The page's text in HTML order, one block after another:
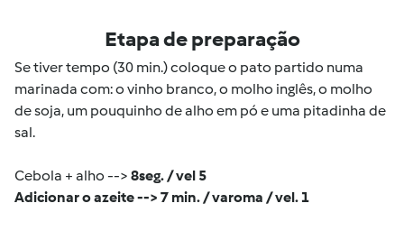
Etapa de preparação
Se tiver tempo (30 min.) coloque o pato partido numa
marinada com: o vinho branco, o molho inglês, o molho
de soja, um pouquinho de alho em pó e uma pitadinha de
sal.
Cebola + alho --> 8seg. / vel 5
Adicionar o azeite --> 7 min. / varoma / vel. 1